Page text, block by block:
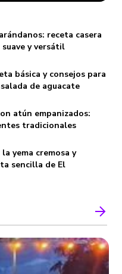
receta casera
y versátil
básica y consejos para
de aguacate
atún empanizados:
tradicionales
yema cremosa y
sencilla de El